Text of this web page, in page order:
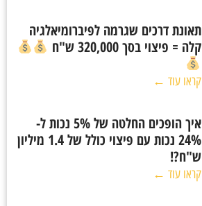
תאונת דרכים שגרמה לפיברומיאלגיה
קלה = פיצוי בסך 320,000 ש"ח
קראו עוד ←
איך הופכים החלטה של 5% נכות ל-
24% נכות עם פיצוי כולל של 1.4 מיליון
ש"ח?!
קראו עוד ←